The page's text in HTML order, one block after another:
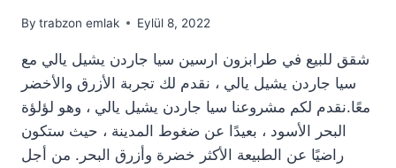
By trabzon emlak Eylül 8, 2022
شقق للبيع في طرابزون ارسين سيا جاردن يشيل يالي مع
سيا جاردن يشيل يالي ، نقدم لك تجربة الأزرق والأخضر
معًا.نقدم لكم مشروعنا سيا جاردن يشيل يالي ، وهو لؤلؤة
البحر الأسود ، بعيدًا عن ضغوط المدينة ، حيث ستكون
راضيًا عن الطبيعة الأكثر خضرة وأزرق البحر. من أجل